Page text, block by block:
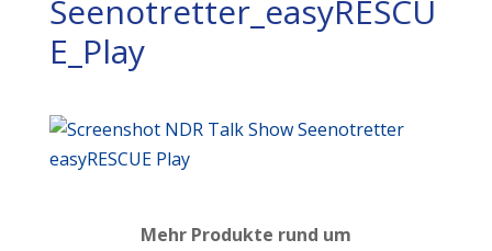
Seenotretter_easyRESCU
E_Play
Mehr Produkte rund um